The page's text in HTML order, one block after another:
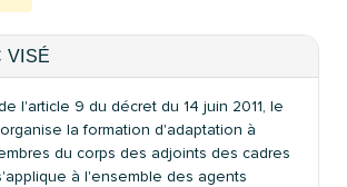
VISÉ
l'article 9 du décret du 14 juin 2011, le
la formation d'adaptation à
du corps des adjoints des cadres
à l'ensemble des agents